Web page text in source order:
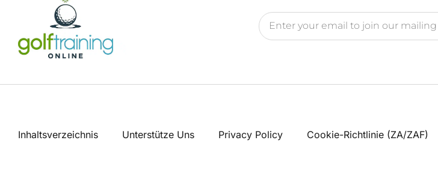
Inhaltsverzeichnis Unterstütze Uns Privacy Policy Cookie-Richtlinie (ZA/ZAF)